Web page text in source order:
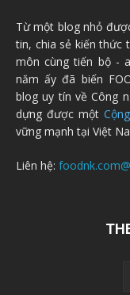
Từ một blog nhỏ
tin, chia sẻ kiến thức
môn cùng tiến bộ -
năm ấy đã biến
blog uy tín về Công
dựng được một
vững mạnh tại Việt
Liên hệ: